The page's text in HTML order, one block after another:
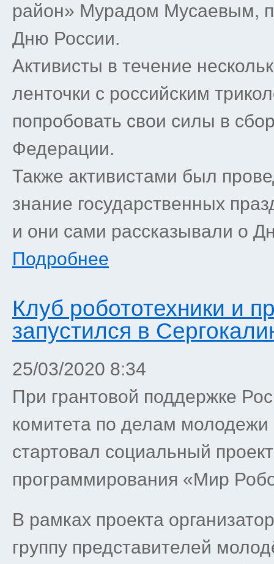
район» Мурадом Мусаевым,
Дню России.
Активисты в течение
ленточки с российским
попробовать свои силы в
Федерации.
Также активистами был
знание государственных
и они сами рассказывали о
Подробнее
Клуб робототехники и
запустился в
25/03/2020 8:34
При грантовой поддержке
комитета по делам молодежи
стартовал социальный
программирования «Мир
В рамках проекта
группу представителей